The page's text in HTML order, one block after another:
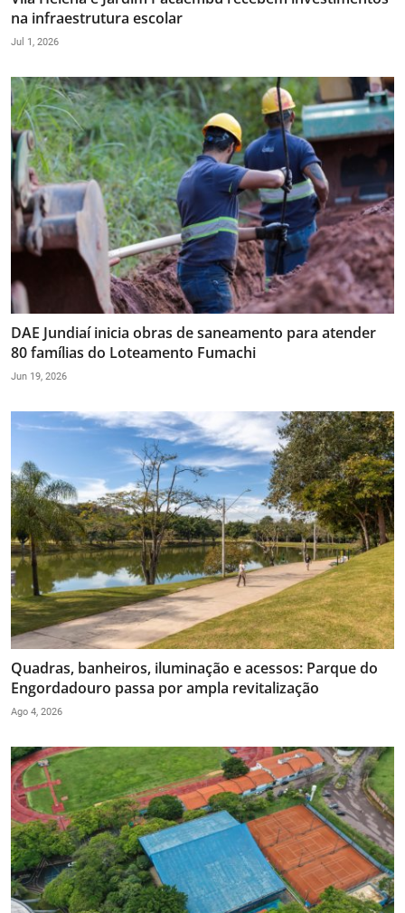
na infraestrutura escolar
Jul 1, 2026
DAE Jundiaí inicia obras de saneamento para atender
80 famílias do Loteamento Fumachi
Jun 19, 2026
Quadras, banheiros, iluminação e acessos: Parque do
Engordadouro passa por ampla revitalização
Ago 4, 2026